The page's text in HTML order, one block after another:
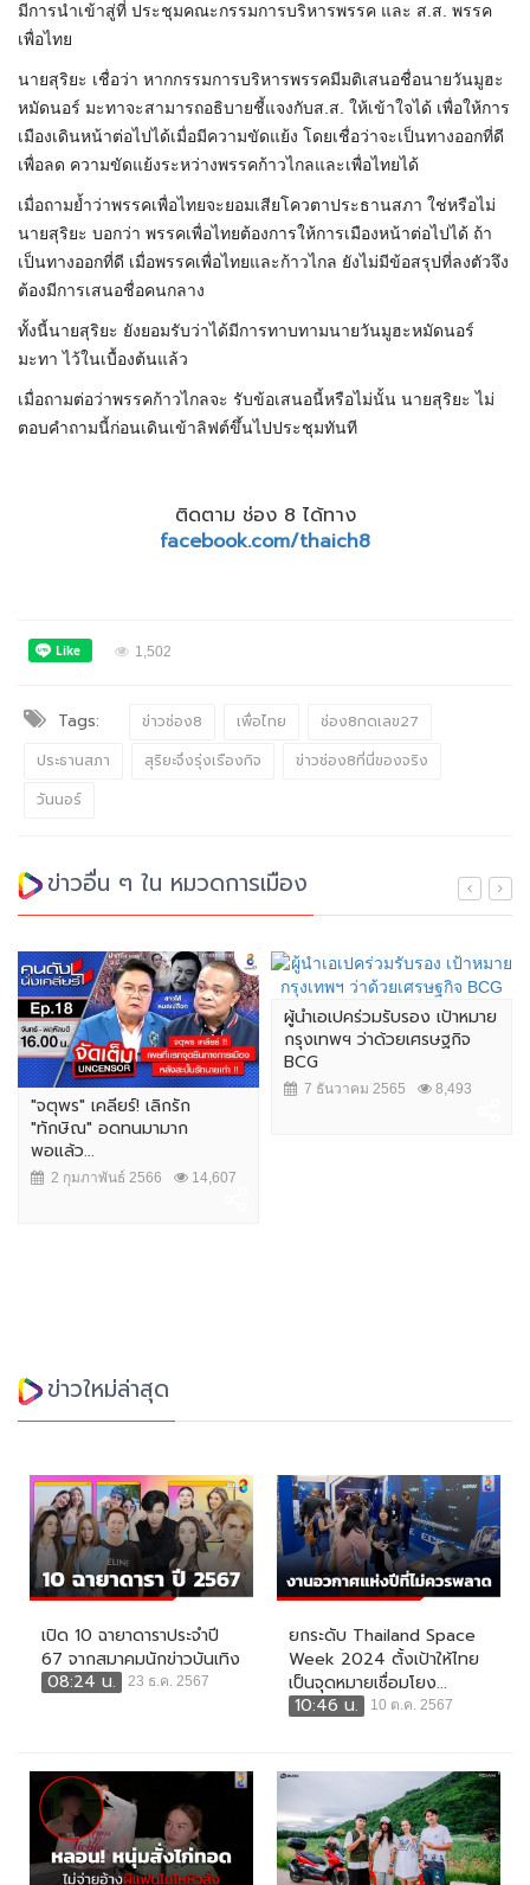
มีการนำเข้าสู่ที่ ประชุมคณะกรรมการบริหารพรรค และ ส.ส. พรรค
เพื่อไทย
นายสุริยะ เชื่อว่า หากกรรมการบริหารพรรคมีมติเสนอชื่อนายวันมูฮะ
หมัดนอร์ มะทาจะสามารถอธิบายชี้แจงกับส.ส. ให้เข้าใจได้ เพื่อให้การ
เมืองเดินหน้าต่อไปได้เมื่อมีความขัดแย้ง โดยเชื่อว่าจะเป็นทางออกที่ดี
เพื่อลด ความขัดแย้งระหว่างพรรคก้าวไกลและเพื่อไทยได้
เมื่อถามย้ำว่าพรรคเพื่อไทยจะยอมเสียโควตาประธานสภา ใช่หรือไม่
นายสุริยะ บอกว่า พรรคเพื่อไทยต้องการให้การเมืองหน้าต่อไปได้ ถ้า
เป็นทางออกที่ดี เมื่อพรรคเพื่อไทยและก้าวไกล ยังไม่มีข้อสรุปที่ลงตัวจึง
ต้องมีการเสนอชื่อคนกลาง
ทั้งนี้นายสุริยะ ยังยอมรับว่าได้มีการทาบทามนายวันมูฮะหมัดนอร์
มะทา ไว้ในเบื้องต้นแล้ว
เมื่อถามต่อว่าพรรคก้าวไกลจะ รับข้อเสนอนี้หรือไม่นั้น นายสุริยะ ไม่
ตอบคำถามนี้ก่อนเดินเข้าลิฟต์ขึ้นไปประชุมทันที
ติดตาม ช่อง 8 ได้ทาง
facebook.com/thaich8
1,502
Tags: ข่าวช่อง8 เพื่อไทย
ช่อง8กดเลข27
ประธานสภา
สุริยะจึงรุ่งเรืองกิจ
ข่าวช่อง8ที่นี่ของจริง
วันนอร์
ข่าวอื่น ๆ ใน หมวดการเมือง
"จตุพร" เคลียร์! เลิกรัก
"ทักษิณ" อดทนมามาก
พอแล้ว...
2 กุมภาพันธ์ 2566 14,607
ผู้นำเอเปคร่วมรับรอง เป้าหมาย
กรุงเทพฯ ว่าด้วยเศรษฐกิจ
BCG
7 ธันวาคม 2565 8,493
ข่าวใหม่ล่าสุด
เปิด 10 ฉายาดาราประจำปี
67 จากสมาคมนักข่าวบันเทิง
08:24 น.
23 ธ.ค. 2567
ยกระดับ Thailand Space
Week 2024 ตั้งเป้าให้ไทย
เป็นจุดหมายเชื่อมโยง...
10:46 น.
10 ต.ค. 2567